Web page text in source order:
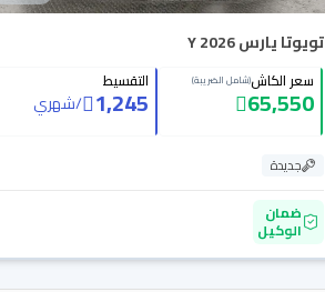
تويوتا يارس Y 2026
سعر الكاش(شامل الضريبة)
65,550
التقسيط
1,245
/شهري
جديدة
ضمان
الوكيل